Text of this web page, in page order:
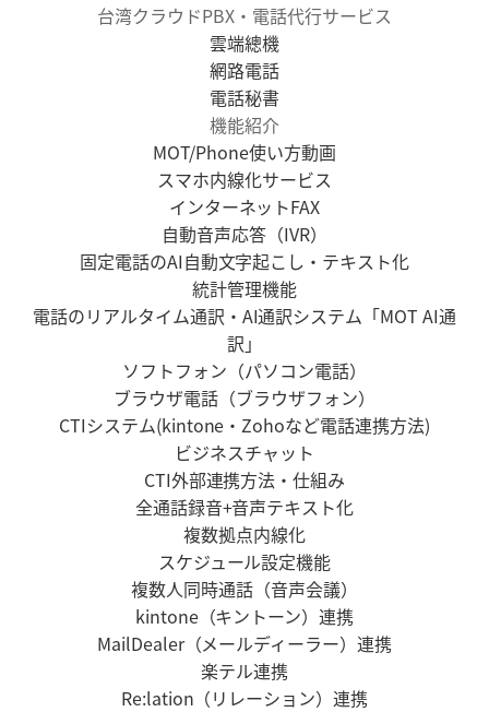
台湾クラウドPBX・電話代行サービス
雲端總機
網路電話
電話秘書
機能紹介
MOT/Phone使い方動画
スマホ内線化サービス
インターネットFAX
自動音声応答（IVR）
固定電話のAI自動文字起こし・テキスト化
統計管理機能
電話のリアルタイム通訳・AI通訳システム「MOT AI通
訳」
ソフトフォン（パソコン電話）
ブラウザ電話（ブラウザフォン）
CTIシステム(kintone・Zohoなど電話連携方法)
ビジネスチャット
CTI外部連携方法・仕組み
全通話録音+音声テキスト化
複数拠点内線化
スケジュール設定機能
複数人同時通話（音声会議）
kintone（キントーン）連携
MailDealer（メールディーラー）連携
楽テル連携
Re:lation（リレーション）連携